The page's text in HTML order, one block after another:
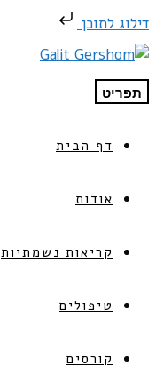
דילוג לתוכן
תפריט
דף הבית
אודות
קריאות נשמתיות
טיפולים
קורסים